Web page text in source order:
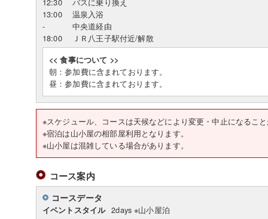
13:00
温泉入浴
-
中央道経由
18:00
ＪＲ八王子駅付近/解散
<< 食事について >>
朝：参加費に含まれております。
昼：参加費に含まれております。
※スケジュール、コースは天候などにより変更・中
※宿泊は山小屋の相部屋利用となります。
※山小屋は混雑している場合があります。
コース案内
コースデータ
イベントスタイル 2days ※山小屋泊